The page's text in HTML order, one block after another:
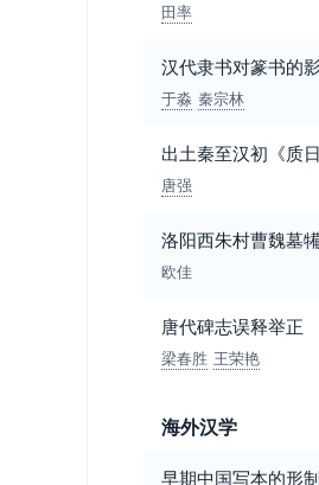
田率
汉代隶书对篆书的
于淼 秦宗林
出土秦至汉初《质
唐强
洛阳西朱村曹魏墓
欧佳
唐代碑志误释举正
梁春胜 王荣艳
海外汉学
早期中国写本的形